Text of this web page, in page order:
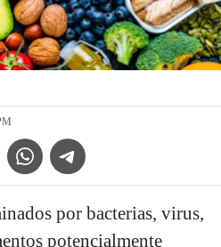
Icon
WhatsApp IconTelegram Icon
por bacterias, virus,
potencialmente